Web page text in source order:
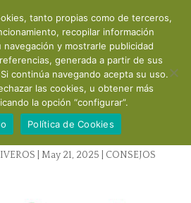
cuántica
May 21, 2025
CONSEJOS
tanto propias como de terceros,
recopilar información
y mostrarle publicidad
generada a partir de sus
continúa navegando acepta su uso.
las cookies, u obtener más
la opción “configurar”.
Política de Cookies